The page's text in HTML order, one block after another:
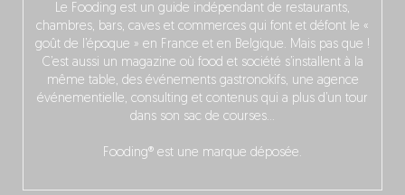
Le Fooding est un guide indépendant de restaurants,
chambres, bars, caves et commerces qui font et défont le «
goût de l’époque » en France et en Belgique. Mais pas que !
C’est aussi un magazine où food et société s’installent à la
même table, des événements gastronokifs, une agence
événementielle, consulting et contenus qui a plus d’un tour
dans son sac de courses…
Fooding® est une marque déposée.